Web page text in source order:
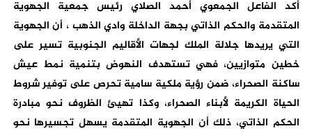
أكد الفاعل الجمعوي أحمد الصلاي رئيس جمعية الجهوية
المتقدمة والحكم الذاتي بجهة الداخلة وادي الذهب ، أن الجهوية
التي يريدها جلالة الملك لجهات الأقاليم الجنوبية تسير على
خطين متوازيين، فهي تستهدف النهوض بتنمية نمط عيش
ساكنة الصحراء، ضمن رؤية ملكية سامية تحرص على توفير شروط
الحياة الكريمة لأبناء الصحراء، وكذا تهيئ الظروف نحو مبادرة
الحكم الذاتي، ذلك أن الجهوية المتقدمة يسهل تجسيرها نحو